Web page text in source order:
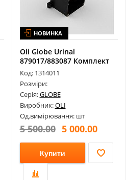
НОВИНКА
Oli Globe Urinal
879017/883087 Комплект
Для Прихован...
Код: 1314011
Розміри:
Серія:GLOBE
Виробник:OLI
Од.вимірювання: шт
5 500.00 5 000.00
Купити